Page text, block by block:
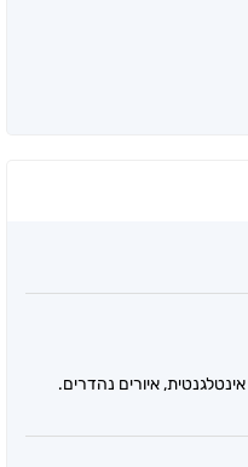
איורים נהדרים.